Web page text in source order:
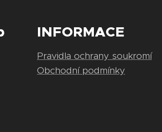
INFORMACE
Pravidla ochrany soukromí
Obchodní podmínky